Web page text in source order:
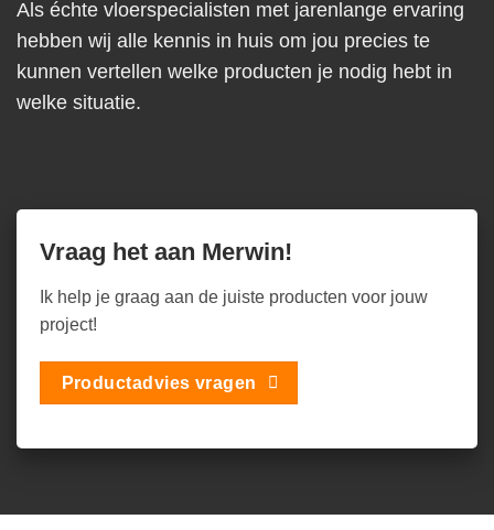
Als échte vloerspecialisten met jarenlange ervaring
hebben wij alle kennis in huis om jou precies te
kunnen vertellen welke producten je nodig hebt in
welke situatie.
Vraag het aan Merwin!
Ik help je graag aan de juiste producten voor jouw
project!
Productadvies vragen